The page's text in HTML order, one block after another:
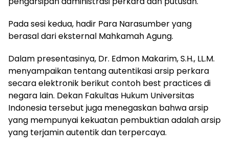
Pada sesi kedua, hadir Para Narasumber yang
berasal dari eksternal Mahkamah Agung.
Dalam presentasinya, Dr. Edmon Makarim, S.H., LL.M.
menyampaikan tentang autentikasi arsip perkara
secara elektronik berikut contoh best practices di
negara lain. Dekan Fakultas Hukum Universitas
Indonesia tersebut juga menegaskan bahwa arsip
yang mempunyai kekuatan pembuktian adalah arsip
yang terjamin autentik dan terpercaya.